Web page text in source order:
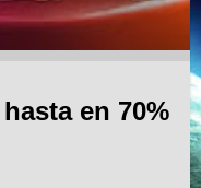
en 70%